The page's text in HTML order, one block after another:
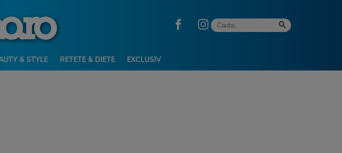
& STYLE RETETE & DIETE EXCLUSIV